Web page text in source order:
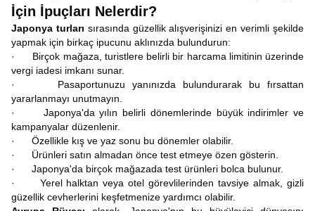
İçin İpuçları Nelerdir?
Japonya turları sırasında güzellik alışverişinizi en verimli şekilde
yapmak için birkaç ipucunu aklınızda bulundurun:
· Birçok mağaza, turistlere belirli bir harcama limitinin üzerinde
vergi iadesi imkanı sunar.
· Pasaportunuzu yanınızda bulundurarak bu fırsattan
yararlanmayı unutmayın.
· Japonya'da yılın belirli dönemlerinde büyük indirimler ve
kampanyalar düzenlenir.
· Özellikle kış ve yaz sonu bu dönemler olabilir.
· Ürünleri satın almadan önce test etmeye özen gösterin.
· Japonya'da birçok mağazada test ürünleri bolca bulunur.
· Yerel halktan veya otel görevlilerinden tavsiye almak, gizli
güzellik cevherlerini keşfetmenize yardımcı olabilir.